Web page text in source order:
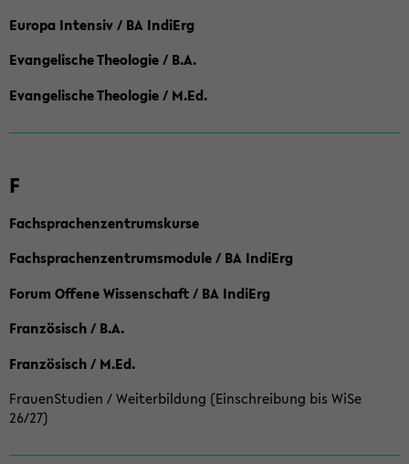
Europa Intensiv / BA IndiErg
Evangelische Theologie / B.A.
Evangelische Theologie / M.Ed.
F
Fachsprachenzentrumskurse
Fachsprachenzentrumsmodule / BA IndiErg
Forum Offene Wissenschaft / BA IndiErg
Französisch / B.A.
Französisch / M.Ed.
FrauenStudien / Weiterbildung (Einschreibung bis WiSe
26/27)